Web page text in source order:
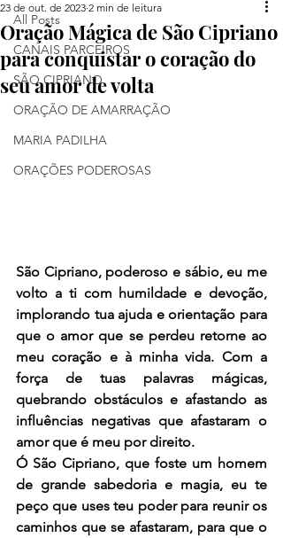
All Posts
CANAIS PARCEIROS
SÃO CIPRIANO
ORAÇÃO DE AMARRAÇÃO
MARIA PADILHA
ORAÇÕES PODEROSAS
Oração Mágica de São Cipriano
para conquistar o coração do
seu amor de volta
23 de out. de 2023 2 min de leitura
São Cipriano, poderoso e sábio, eu me
volto a ti com humildade e devoção,
implorando tua ajuda e orientação para
que o amor que se perdeu retorne ao
meu coração e à minha vida. Com a
força de tuas palavras mágicas,
quebrando obstáculos e afastando as
influências negativas que afastaram o
amor que é meu por direito.
Ó São Cipriano, que foste um homem
de grande sabedoria e magia, eu te
peço que uses teu poder para reunir os
caminhos que se afastaram, para que o